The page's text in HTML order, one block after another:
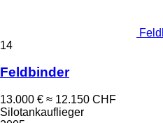
14
Feldbinder
13.000 € ≈ 12.150 CHF
Silotankauflieger